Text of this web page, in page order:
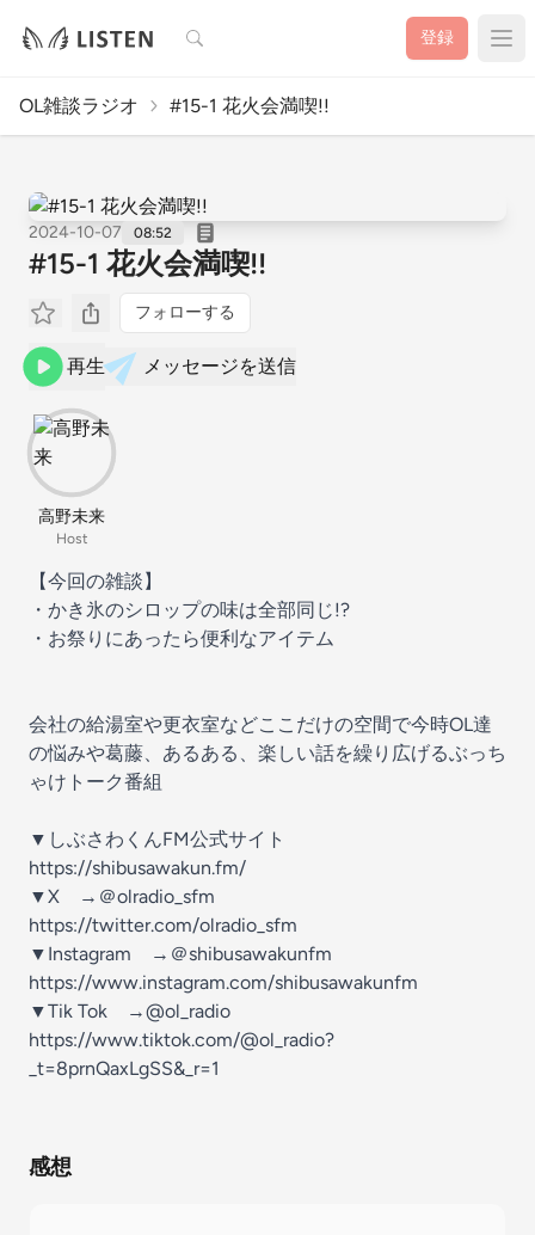
検索 登録
OL雑談ラジオ #15-1 花火会満喫!!
2024-10-07 08:52
#15-1 花火会満喫!!
フォローする
再生 メッセージを送信
高野未来
Host
【今回の雑談】
・かき氷のシロップの味は全部同じ!?
・お祭りにあったら便利なアイテム
会社の給湯室や更衣室などここだけの空間で今時OL達
の悩みや葛藤、あるある、楽しい話を繰り広げるぶっち
ゃけトーク番組
▼しぶさわくんFM公式サイト
https://shibusawakun.fm/
▼X →＠olradio_sfm
https://twitter.com/olradio_sfm
▼Instagram →＠shibusawakunfm
https://www.instagram.com/shibusawakunfm
▼Tik Tok →@ol_radio
⁠https://www.tiktok.com/@ol_radio?
_t=8prnQaxLgSS&_r=1⁠
感想